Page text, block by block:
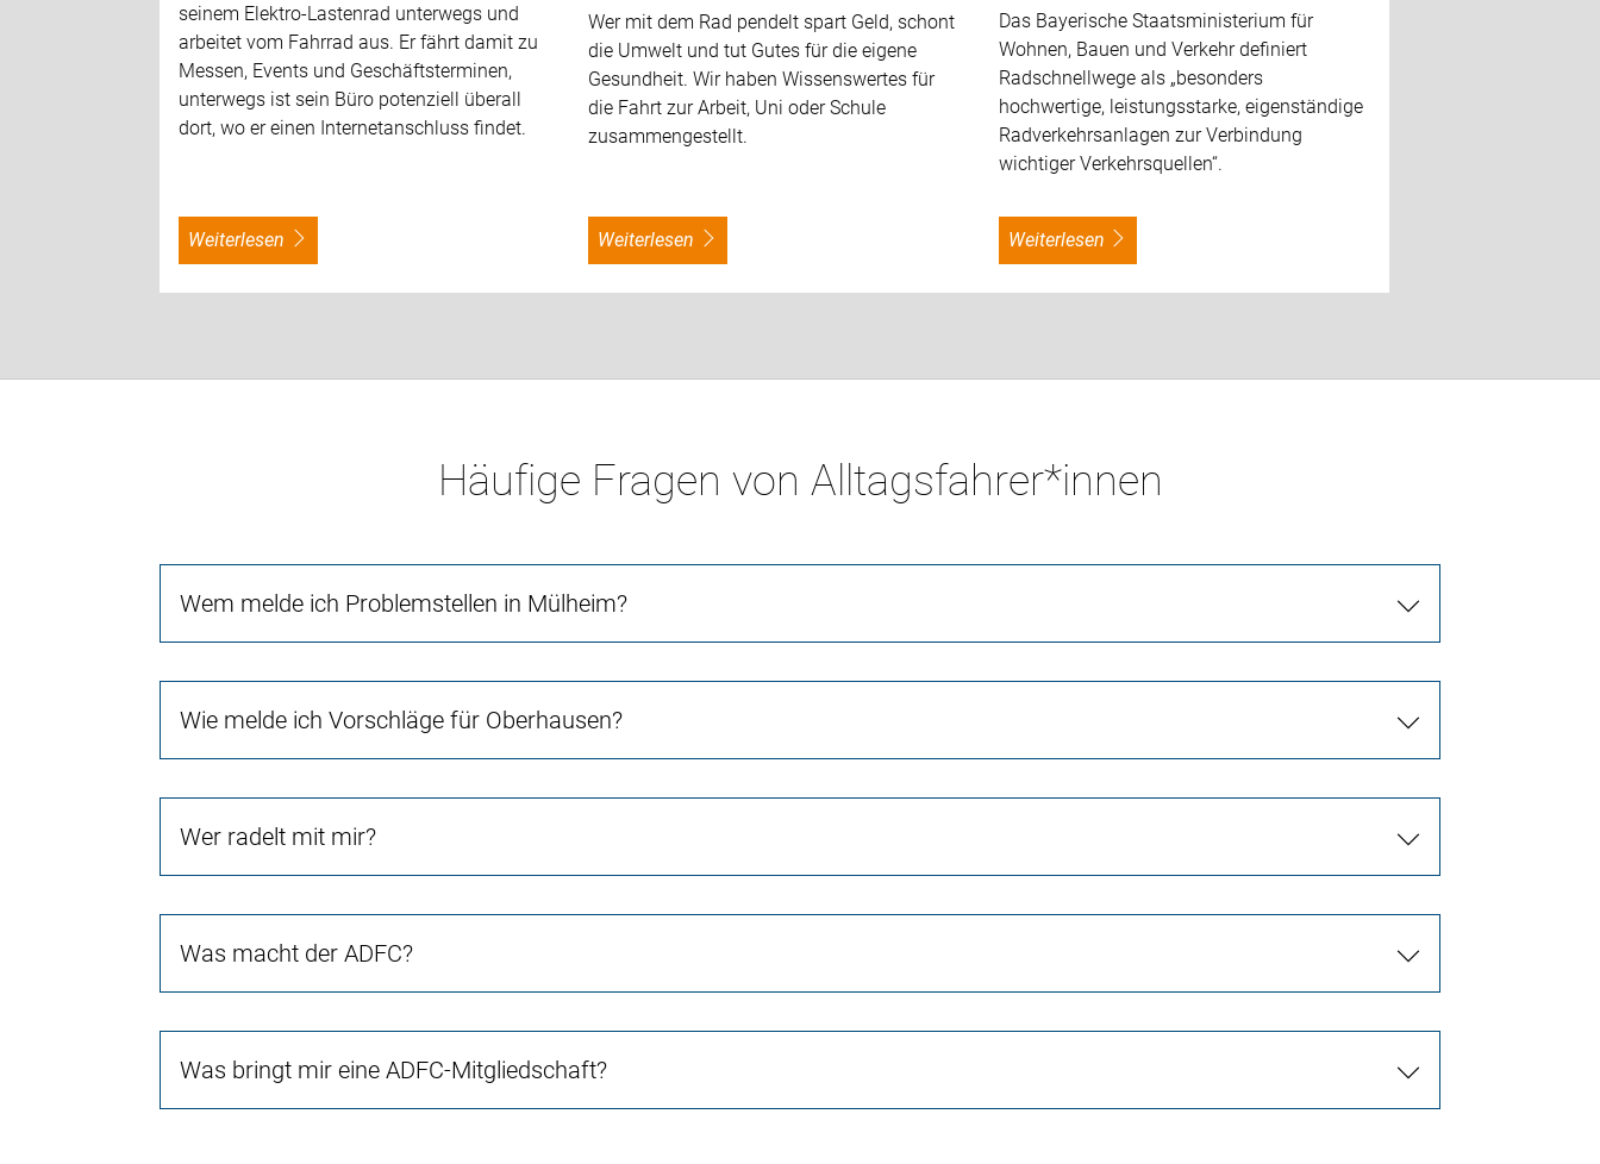
seinem Elektro-Lastenrad unterwegs und
arbeitet vom Fahrrad aus. Er fährt damit zu
Messen, Events und Geschäftsterminen,
unterwegs ist sein Büro potenziell überall
dort, wo er einen Internetanschluss findet.
weiterlesen
Wer mit dem Rad pendelt spart Geld, schont
die Umwelt und tut Gutes für die eigene
Gesundheit. Wir haben Wissenswertes für
die Fahrt zur Arbeit, Uni oder Schule
zusammengestellt.
weiterlesen
Das Bayerische Staatsministerium für
Wohnen, Bauen und Verkehr definiert
Radschnellwege als „besonders
hochwertige, leistungsstarke, eigenständige
Radverkehrsanlagen zur Verbindung
wichtiger Verkehrsquellen“.
weiterlesen
Häufige Fragen von Alltagsfahrer*innen
Wem melde ich Problemstellen in Mülheim?
Wie melde ich Vorschläge für Oberhausen?
Wer radelt mit mir?
Was macht der ADFC?
Was bringt mir eine ADFC-Mitgliedschaft?